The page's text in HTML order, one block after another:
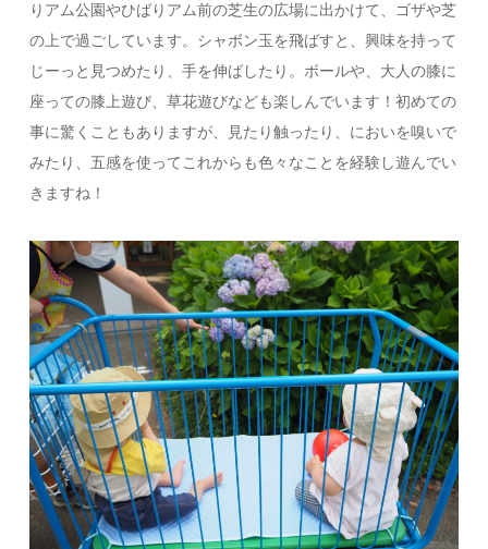
りアム公園やひばりアム前の芝生の広場に出かけて、ゴザや芝
の上で過ごしています。シャボン玉を飛ばすと、興味を持って
じーっと見つめたり、手を伸ばしたり。ボールや、大人の膝に
座っての膝上遊び、草花遊びなども楽しんでいます！初めての
事に驚くこともありますが、見たり触ったり、においを嗅いで
みたり、五感を使ってこれからも色々なことを経験し遊んでい
きますね！